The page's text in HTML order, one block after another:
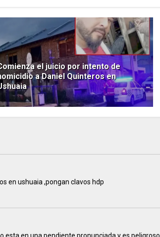
el juicio por intento de
a Daniel Quinteros en
en ushuaia ,pongan clavos hdp